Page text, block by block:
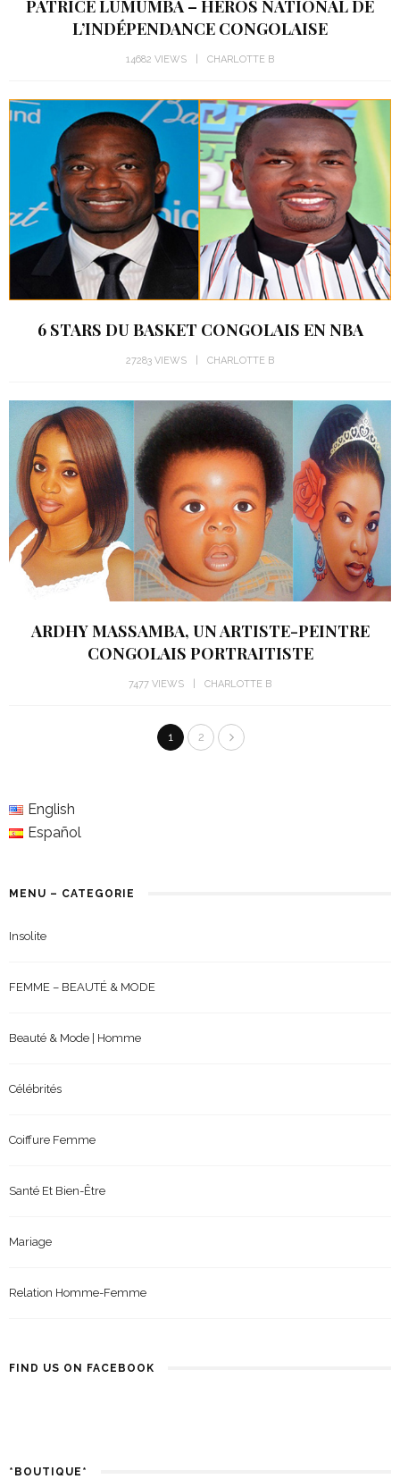
PATRICE LUMUMBA – HÉROS NATIONAL DE
L’INDÉPENDANCE CONGOLAISE
14682 VIEWS CHARLOTTE B
6 STARS DU BASKET CONGOLAIS EN NBA
27283 VIEWS CHARLOTTE B
ARDHY MASSAMBA, UN ARTISTE-PEINTRE
CONGOLAIS PORTRAITISTE
7477 VIEWS CHARLOTTE B
1 2
English
Español
MENU – CATEGORIE
Insolite
FEMME – BEAUTÉ & MODE
Beauté & Mode | Homme
Célébrités
Coiffure Femme
Santé Et Bien-Être
Mariage
Relation Homme-Femme
FIND US ON FACEBOOK
*BOUTIQUE*